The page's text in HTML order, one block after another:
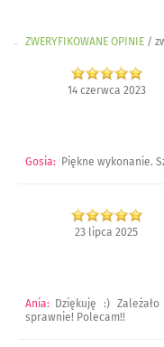
ZWERYFIKOWANE OPINIE /
14 czerwca 2023
Gosia: Piękne wykonanie.
23 lipca 2025
Ania: Dziękuję :)
sprawnie! Polecam!!